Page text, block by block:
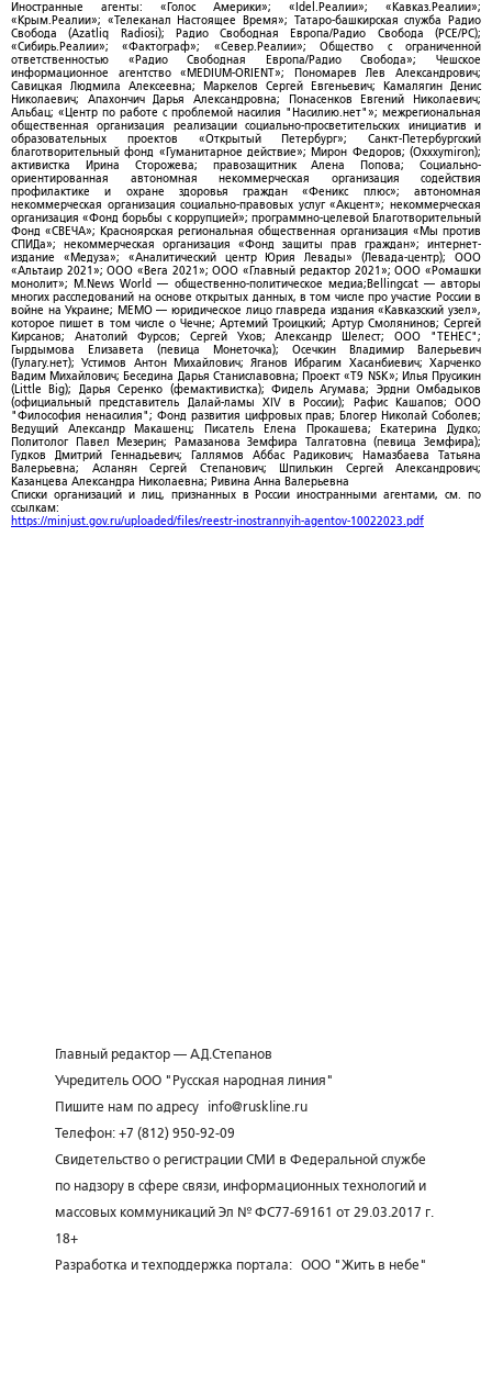
Иностранные агенты: «Голос Америки»; «Idel.Реалии»; «Кавказ.Реалии»;
«Крым.Реалии»; «Телеканал Настоящее Время»; Татаро-башкирская служба Радио
Свобода (Azatliq Radiosi); Радио Свободная Европа/Радио Свобода (PCE/PC);
«Сибирь.Реалии»; «Фактограф»; «Север.Реалии»; Общество с ограниченной
ответственностью «Радио Свободная Европа/Радио Свобода»; Чешское
информационное агентство «MEDIUM-ORIENT»; Пономарев Лев Александрович;
Савицкая Людмила Алексеевна; Маркелов Сергей Евгеньевич; Камалягин Денис
Николаевич; Апахончич Дарья Александровна; Понасенков Евгений Николаевич;
Альбац; «Центр по работе с проблемой насилия "Насилию.нет"»; межрегиональная
общественная организация реализации социально-просветительских инициатив и
образовательных проектов «Открытый Петербург»; Санкт-Петербургский
благотворительный фонд «Гуманитарное действие»; Мирон Федоров; (Oxxxymiron);
активистка Ирина Сторожева; правозащитник Алена Попова; Социально-
ориентированная автономная некоммерческая организация содействия
профилактике и охране здоровья граждан «Феникс плюс»; автономная
некоммерческая организация социально-правовых услуг «Акцент»; некоммерческая
организация «Фонд борьбы с коррупцией»; программно-целевой Благотворительный
Фонд «СВЕЧА»; Красноярская региональная общественная организация «Мы против
СПИДа»; некоммерческая организация «Фонд защиты прав граждан»; интернет-
издание «Медуза»; «Аналитический центр Юрия Левады» (Левада-центр); ООО
«Альтаир 2021»; ООО «Вега 2021»; ООО «Главный редактор 2021»; ООО «Ромашки
монолит»; M.News World — общественно-политическое медиа;Bellingcat — авторы
многих расследований на основе открытых данных, в том числе про участие России в
войне на Украине; МЕМО — юридическое лицо главреда издания «Кавказский узел»,
которое пишет в том числе о Чечне; Артемий Троицкий; Артур Смолянинов; Сергей
Кирсанов; Анатолий Фурсов; Сергей Ухов; Александр Шелест; ООО "ТЕНЕС";
Гырдымова Елизавета (певица Монеточка); Осечкин Владимир Валерьевич
(Гулагу.нет); Устимов Антон Михайлович; Яганов Ибрагим Хасанбиевич; Харченко
Вадим Михайлович; Беседина Дарья Станиславовна; Проект «T9 NSK»; Илья Прусикин
(Little Big); Дарья Серенко (фемактивистка); Фидель Агумава; Эрдни Омбадыков
(официальный представитель Далай-ламы XIV в России); Рафис Кашапов; ООО
"Философия ненасилия"; Фонд развития цифровых прав; Блогер Николай Соболев;
Ведущий Александр Макашенц; Писатель Елена Прокашева; Екатерина Дудко;
Политолог Павел Мезерин; Рамазанова Земфира Талгатовна (певица Земфира);
Гудков Дмитрий Геннадьевич; Галлямов Аббас Радикович; Намазбаева Татьяна
Валерьевна; Асланян Сергей Степанович; Шпилькин Сергей Александрович;
Казанцева Александра Николаевна; Ривина Анна Валерьевна
Списки организаций и лиц, признанных в России иностранными агентами, см. по
ссылкам:
https://minjust.gov.ru/uploaded/files/reestr-inostrannyih-agentov-10022023.pdf
Главный редактор — А.Д.Степанов
Учредитель ООО "Русская народная линия"
Пишите нам по адресу
info@ruskline.ru
Телефон: +7 (812) 950-92-09
Свидетельство о регистрации СМИ в Федеральной службе
по надзору в сфере связи, информационных технологий и
массовых коммуникаций Эл № ФС77-69161 от 29.03.2017 г.
18+
Разработка и техподдержка портала: ООО "Жить в небе"